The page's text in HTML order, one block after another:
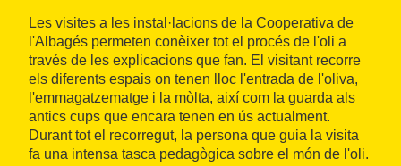
Les visites a les instal·lacions de la Cooperativa de
l'Albagés permeten conèixer tot el procés de l'oli a
través de les explicacions que fan. El visitant recorre
els diferents espais on tenen lloc l'entrada de l'oliva,
l'emmagatzematge i la mòlta, així com la guarda als
antics cups que encara tenen en ús actualment.
Durant tot el recorregut, la persona que guia la visita
fa una intensa tasca pedagògica sobre el món de l'oli.